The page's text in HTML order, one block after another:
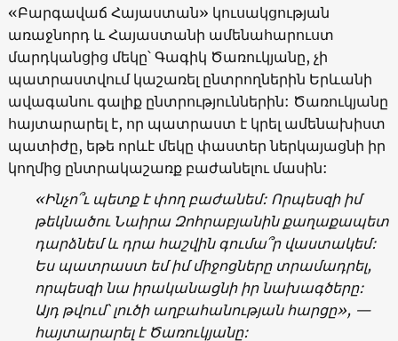
«Բարգավաճ Հայաստան» կուսակցության
առաջնորդ և Հայաստանի ամենահարուստ
մարդկանցից մեկը՝ Գագիկ Ծառուկյանը, չի
պատրաստվում կաշառել ընտրողներին Երևանի
ավագանու գալիք ընտրություններին: Ծառուկյանը
հայտարարել է, որ պատրաստ է կրել ամենախիստ
պատիժը, եթե որևէ մեկը փաստեր ներկայացնի իր
կողմից ընտրակաշառք բաժանելու մասին:
«Ինչո՞ւ պետք է փող բաժանեմ: Որպեսզի իմ
թեկնածու Նաիրա Զոհրաբյանին քաղաքապետ
դարձնեմ և դրա հաշվին գումա՞ր վաստակեմ:
Ես պատրաստ եմ իմ միջոցները տրամադրել,
որպեսզի նա իրականացնի իր նախագծերը:
Այդ թվում՝ լուծի աղբահանության հարցը», —
հայտարարել է Ծառուկյանը: